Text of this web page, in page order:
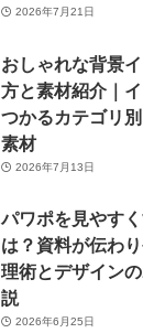
2026年7月21日
おしゃれな背景
方と素材紹介｜
つかるカテゴリ
素材
2026年7月13日
パワポを見やす
は？資料が伝わ
理術とデザイン
説
2026年6月25日